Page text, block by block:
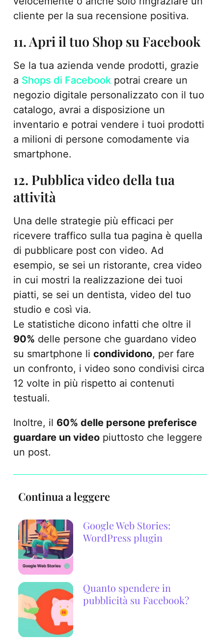
cliente per la sua recensione positiva.
11. Apri il tuo Shop su Facebook
Se la tua azienda vende prodotti, grazie
a Shops di Facebookpotrai creare un
negozio digitale personalizzato con il tuo
catalogo, avrai a disposizione un
inventario e potrai vendere i tuoi prodotti
a milioni di persone comodamente via
smartphone.
12. Pubblica video della tua
attività
Una delle strategie più efficaci per
ricevere traffico sulla tua pagina è quella
di pubblicare post con video. Ad
esempio, se sei un ristorante, crea video
in cui mostri la realizzazione dei tuoi
piatti, se sei un dentista, video del tuo
studio e così via.
Le statistiche dicono infatti che oltre il
90% delle persone che guardano video
su smartphone li condividono, per fare
un confronto, i video sono condivisi circa
12 volte in più rispetto ai contenuti
testuali.
Inoltre, il 60% delle persone preferisce
guardare un videopiuttosto che leggere
un post.
Continua a leggere
Google Web Stories:
WordPress plugin
Quanto spendere in
pubblicità su Facebook?